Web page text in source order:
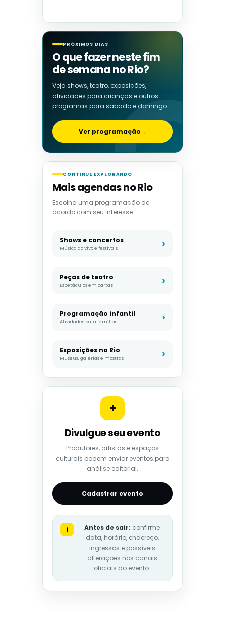
PRÓXIMOS DIAS
O que fazer neste fim
de semana no Rio?
Veja shows, teatro, exposições,
atividades para crianças e outros
programas para sábado e domingo.
Ver programação→
CONTINUE EXPLORANDO
Mais agendas no Rio
Escolha uma programação de
acordo com seu interesse.
Shows e concertos
Música ao vivo e festivais
Peças de teatro
Espetáculos em cartaz
Programação infantil
Atividades para famílias
Exposições no Rio
Museus, galerias e mostras
+
Divulgue seu evento
Produtores, artistas e espaços
culturais podem enviar eventos para
análise editorial.
Cadastrar evento
i Antes de sair: confirme
data, horário, endereço,
ingressos e possíveis
alterações nos canais
oficiais do evento.